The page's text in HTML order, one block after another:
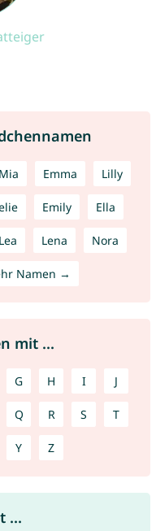
Mia Emma Lilly
Emily Ella
Lea Lena Nora
Namen →
mit ...
G H I J
Q R S T
Y Z
...